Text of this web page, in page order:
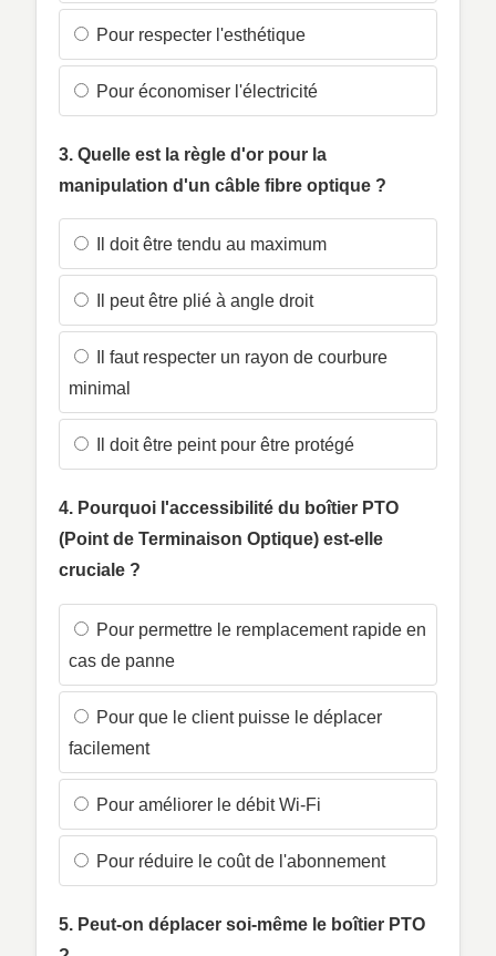
Pour respecter l'esthétique
Pour économiser l'électricité
3. Quelle est la règle d'or pour la
manipulation d'un câble fibre optique ?
Il doit être tendu au maximum
Il peut être plié à angle droit
Il faut respecter un rayon de courbure
minimal
Il doit être peint pour être protégé
4. Pourquoi l'accessibilité du boîtier PTO
(Point de Terminaison Optique) est-elle
cruciale ?
Pour permettre le remplacement rapide en
cas de panne
Pour que le client puisse le déplacer
facilement
Pour améliorer le débit Wi-Fi
Pour réduire le coût de l'abonnement
5. Peut-on déplacer soi-même le boîtier PTO